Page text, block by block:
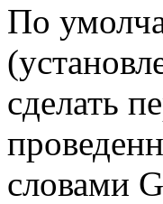
По
сделать
словами